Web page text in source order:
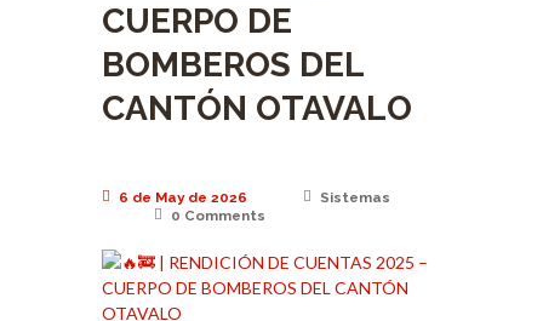
CUERPO DE
BOMBEROS DEL
CANTÓN OTAVALO
6 de May de 2026
Sistemas
0 Comments